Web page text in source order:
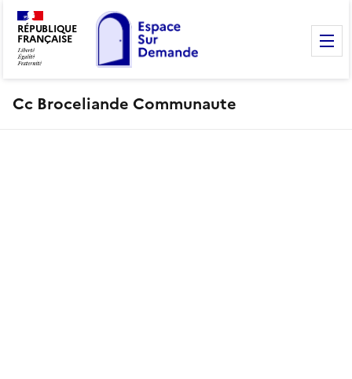
RÉPUBLIQUE
FRANÇAISE
Cc Broceliande Communaute